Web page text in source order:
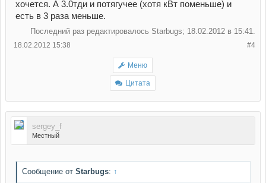
хочется. А 3.0тди и потягучее (хотя кВт поменьше) и
есть в 3 раза меньше.
Последний раз редактировалось Starbugs; 18.02.2012 в 15:41
#4
18.02.2012 15:38
Меню
Цитата
sergey_f
Местный
Сообщение от Starbugs: ↑